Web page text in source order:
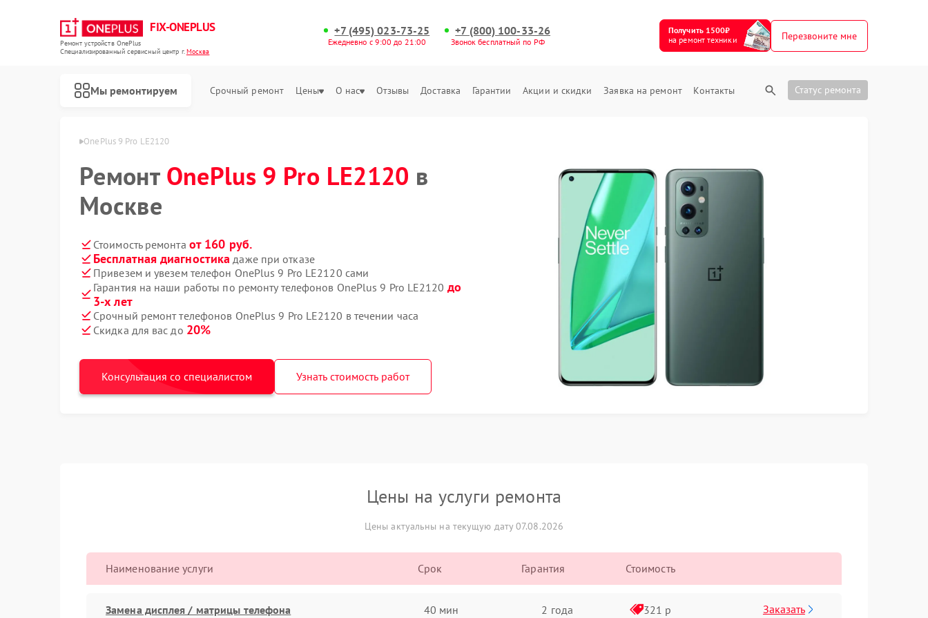
FIX-ONEPLUS
Ремонт устройств OnePlus
Специализированный cервисный центр г.Москва
+7 (495) 023-73-25
Ежедневно с 9:00 до 21:00
+7 (800) 100-33-26
Звонок бесплатный по РФ
Получить 1500₽
на ремонт техники
Перезвоните мне
Мы ремонтируем Срочный ремонт Цены О нас Отзывы Доставка Гарантии Акции и скидки Заявка на ремонт Контакты Статус ремонта
Телефон OnePlus OnePlus 9 Pro LE2120
Ремонт OnePlus 9 Pro LE2120 в
Москве
Стоимость ремонта от 160 руб.
Бесплатная диагностика даже при отказе
Привезем и увезем телефон OnePlus 9 Pro LE2120 сами
Гарантия на наши работы по ремонту телефонов OnePlus 9 Pro LE2120 до
3-х лет
Срочный ремонт телефонов OnePlus 9 Pro LE2120 в течении часа
Скидка для вас до 20%
Консультация со специалистом Узнать стоимость работ
Цены на услуги ремонта
Цены актуальны на текущую дату 07.08.2026
Наименование услуги Срок Гарантия Стоимость
Замена дисплея / матрицы телефона 40 мин 2 года 321 р Заказать